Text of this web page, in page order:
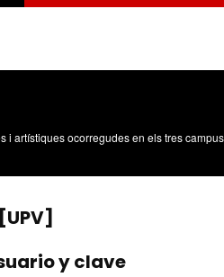
artístiques ocorregudes en els tres